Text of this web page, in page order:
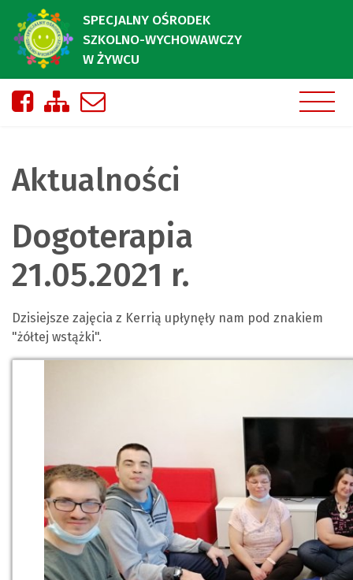
SPECJALNY OŚRODEK
SZKOLNO-WYCHOWAWCZY
W ŻYWCU
Nasza strona na Facebooku
Zobacz mapę strony
Aktualności
Dogoterapia
21.05.2021 r.
Dzisiejsze zajęcia z Kerrią upłynęły nam pod znakiem
"żółtej wstążki".